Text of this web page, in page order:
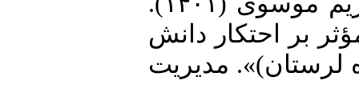
بر احتکار دانش
لرستان)». مدیریت